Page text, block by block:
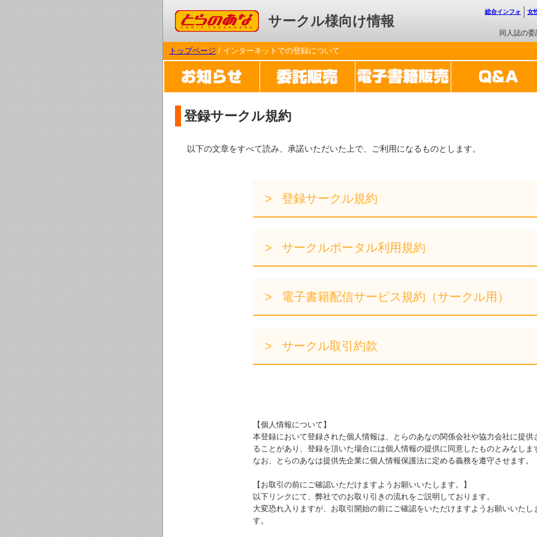
コミックとらのあな サークル様向け情報
同人誌の委
総合インフォ 女
トップページ / インターネットでの登録について
登録サークル規約
以下の文章をすべて読み、承諾いただいた上で、ご利用になるものとします。
登録サークル規約
サークルポータル利用規約
電子書籍配信サービス規約（サークル用）
サークル取引約款
【個人情報について】
本登録において登録された個人情報は、とらのあなの関係会社や協力会社に提供
ることがあり、登録を頂いた場合には個人情報の提供に同意したものとみなしま
なお、とらのあなは提供先企業に個人情報保護法に定める義務を遵守させます。
【お取引の前にご確認いただけますようお願いいたします。】
以下リンクにて、弊社でのお取り引きの流れをご説明しております。
大変恐れ入りますが、お取引開始の前にご確認をいただけますようお願いいたし
す。